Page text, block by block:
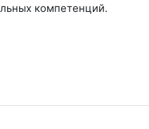
компетенций.